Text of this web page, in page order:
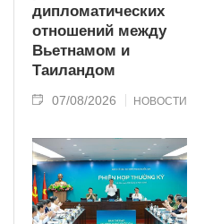
дипломатических
отношений между
Вьетнамом и
Таиландом
07/08/2026 НОВОСТИ